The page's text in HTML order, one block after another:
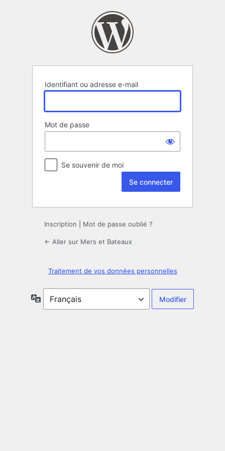
Identifiant ou adresse e-mail
Mot de passe
Se souvenir de moi
Inscription Mot de passe oublié ?
← Aller sur Mers et Bateaux
Traitement de vos données personnelles
Langue